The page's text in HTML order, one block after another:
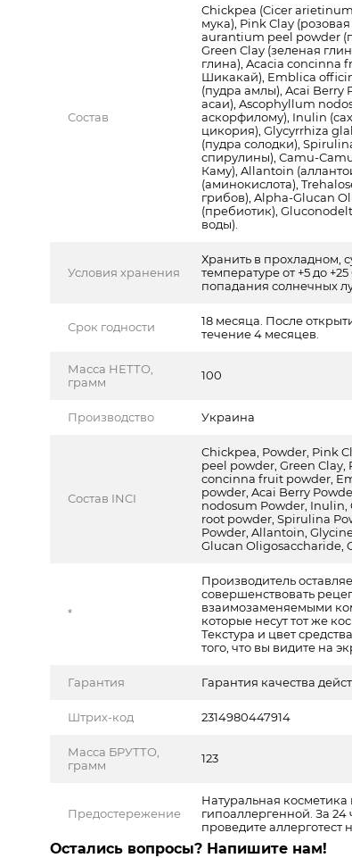
Состав
Chickpea (Cicer
мука), Pink Clay
aurantium peel powder
Green Clay (зеленая
глина), Acacia concinna
Шикакай), Emblica
(пудра амлы), Acai Berry
асаи), Ascophyllum
аскорфилому), Inulin
цикория), Glycyrrhiza
(пудра солодки),
спирулины), Сamu-
Каму), Allantoin
(аминокислота),
грибов), Alpha-Glucan
(пребиотик),
воды).
Условия хранения
Хранить в прохладном,
температуре от +5 до
попадания солнечных
Срок годности
18 месяца. После
течение 4 месяцев.
Масса НЕТТО,
грамм
100
Производство Украина
Состав INCI
Chickpea, Powder, Pink
peel powder, Green Clay,
concinna fruit powder,
powder, Acai Berry
nodosum Powder, Inulin,
root powder, Spirulina
Powder, Allantoin,
Glucan Oligosaccharide,
*
Производитель
совершенствовать
взаимозаменяемыми
которые несут тот же
Текстура и цвет
того, что вы видите на
Гарантия Гарантия качества
Штрих-код 2314980447914
Масса БРУТТО,
грамм
123
Предостережение
Натуральная косметика
гипоаллергенной. За
проведите аллерготест
Остались вопросы? Напишите нам!